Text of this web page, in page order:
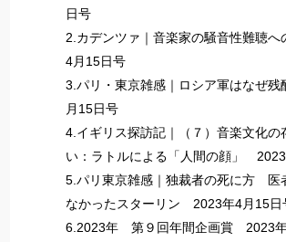
日号
2.カデンツァ｜音楽家の騒音性難聴
4月15日号
3.パリ・東京雑感｜ロシア軍はなぜ
月15日号
4.イギリス探訪記｜（７）音楽文化の
い：ラトルによる「人間の顔」
5.パリ東京雑感｜独裁者の死に方 医
なかったスターリン 2023年4月15日
6.2023年 第９回年間企画賞 2023